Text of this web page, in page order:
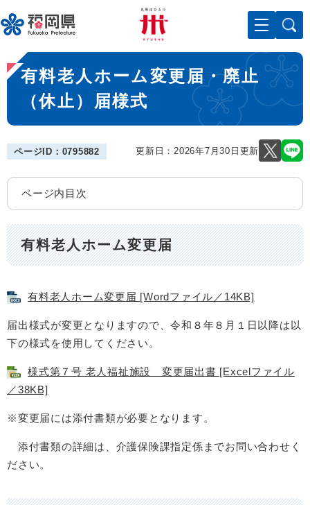
ー
ジ
先
頭
。
メニューを飛ばして本文へ
本
文
有料老人ホーム変更届・廃止
（休止）届様式
ページID：0795882 更新日：2026年7月30日更新
ページ内目次
有料老人ホーム変更届
有料老人ホーム変更届 [Wordファイル／14KB]
届出様式が変更となりますので、令和８年８月１日以降は以
下の様式を使用してください。
様式第７号 老人福祉施設 変更届出書 [Excelファイル
／38KB]
※変更届には添付書類が必要となります。
添付書類の詳細は、介護保険課指定係までお問い合わせく
ださい。